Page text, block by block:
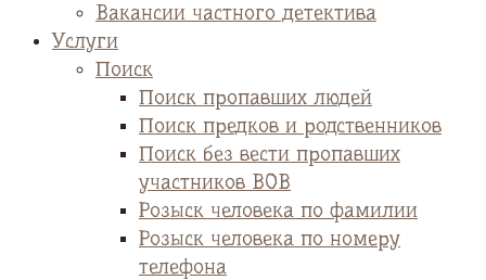
Вакансии частного детектива
Услуги
Поиск
Поиск пропавших людей
Поиск предков и родственников
Поиск без вести пропавших
участников ВОВ
Розыск человека по фамилии
Розыск человека по номеру
телефона